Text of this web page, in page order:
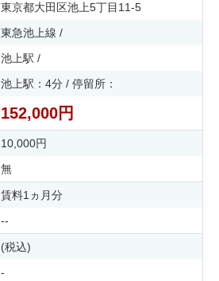
東京都大田区池上5丁目11-5
東急池上線 /
池上駅 /
池上駅：4分 / 停留所：
152,000円
10,000円
無
賃料1ヵ月分
--
(税込)
-